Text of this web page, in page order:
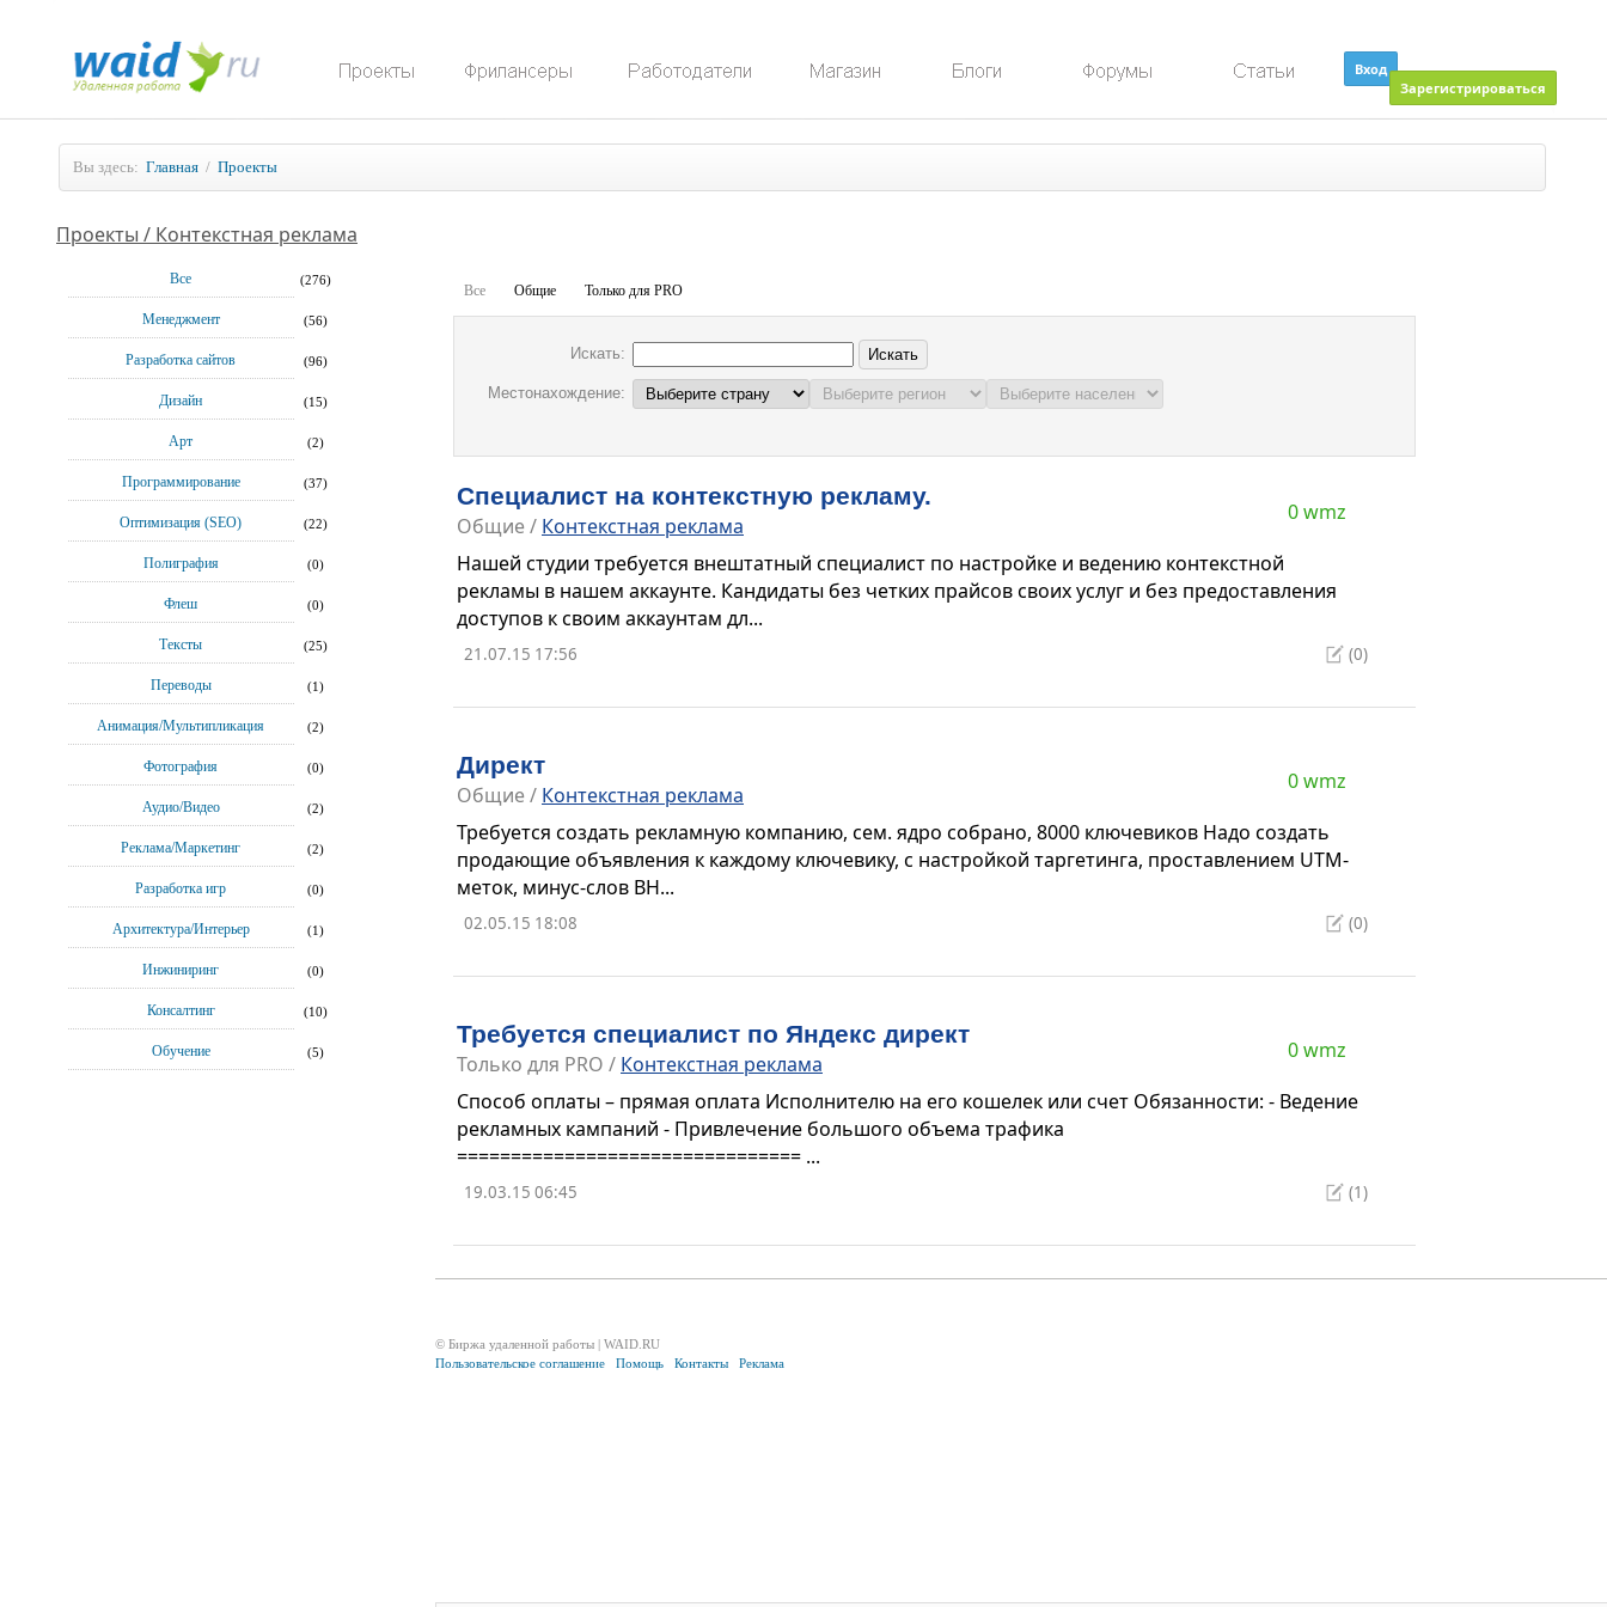
Вход
Зарегистрироваться
Вы здесь: Главная / Проекты
Проекты / Контекстная реклама
Все (276)
Менеджмент (56)
Разработка сайтов (96)
Дизайн (15)
Арт (2)
Программирование (37)
Оптимизация (SEO) (22)
Полиграфия (0)
Флеш (0)
Тексты (25)
Переводы (1)
Анимация/Мультипликация (2)
Фотография (0)
Аудио/Видео (2)
Реклама/Маркетинг (2)
Разработка игр (0)
Архитектура/Интерьер (1)
Инжиниринг (0)
Консалтинг (10)
Обучение (5)
Все Общие Только для PRO
Искать:
Местонахождение:
Специалист на контекстную рекламу.
Общие/ Контекстная реклама
0 wmz
Нашей студии требуется внештатный специалист по настройке и ведению контекстной
рекламы в нашем аккаунте. Кандидаты без четких прайсов своих услуг и без предоставления
доступов к своим аккаунтам дл...
21.07.15 17:56 (0)
Директ
Общие/ Контекстная реклама
0 wmz
Требуется создать рекламную компанию, сем. ядро собрано, 8000 ключевиков Надо создать
продающие объявления к каждому ключевику, с настройкой таргетинга, проставлением UTM-
меток, минус-слов ВН...
02.05.15 18:08 (0)
Требуется специалист по Яндекс директ
Только для PRO / Контекстная реклама
0 wmz
Способ оплаты – прямая оплата Исполнителю на его кошелек или счет Обязанности: - Ведение
рекламных кампаний - Привлечение большого объема трафика
================================ ...
19.03.15 06:45 (1)
© Биржа удаленной работы | WAID.RU
Пользовательское соглашение
Помощь Контакты Реклама